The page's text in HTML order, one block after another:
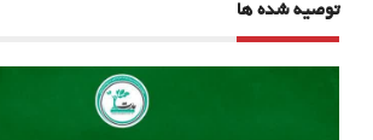
توصیه شده ها